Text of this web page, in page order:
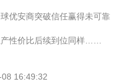
优安商突破信任赢得未可靠
性价比后续到位同样……
16:49:32